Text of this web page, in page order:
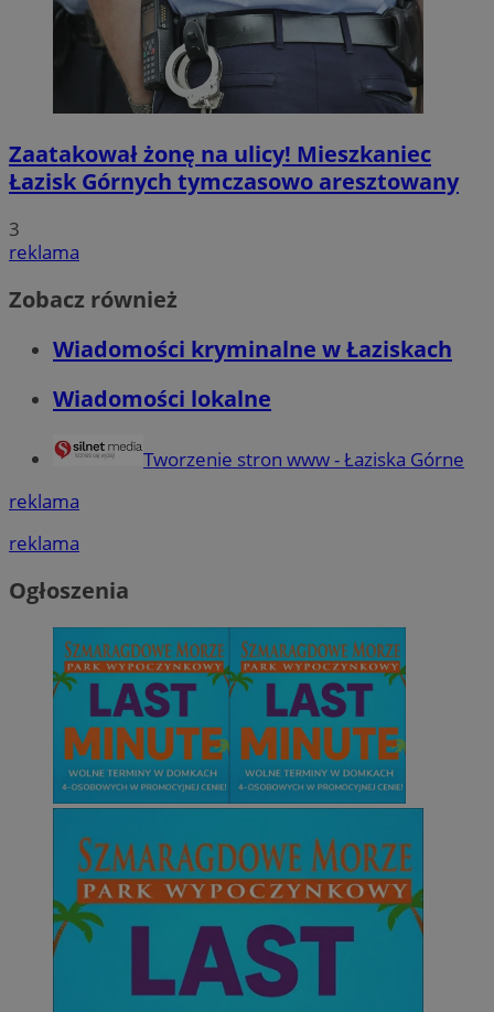
Zaatakował żonę na ulicy! Mieszkaniec
Łazisk Górnych tymczasowo aresztowany
3
reklama
Zobacz również
Wiadomości kryminalne w Łaziskach
Wiadomości lokalne
Tworzenie stron www - Łaziska Górne
reklama
reklama
Ogłoszenia